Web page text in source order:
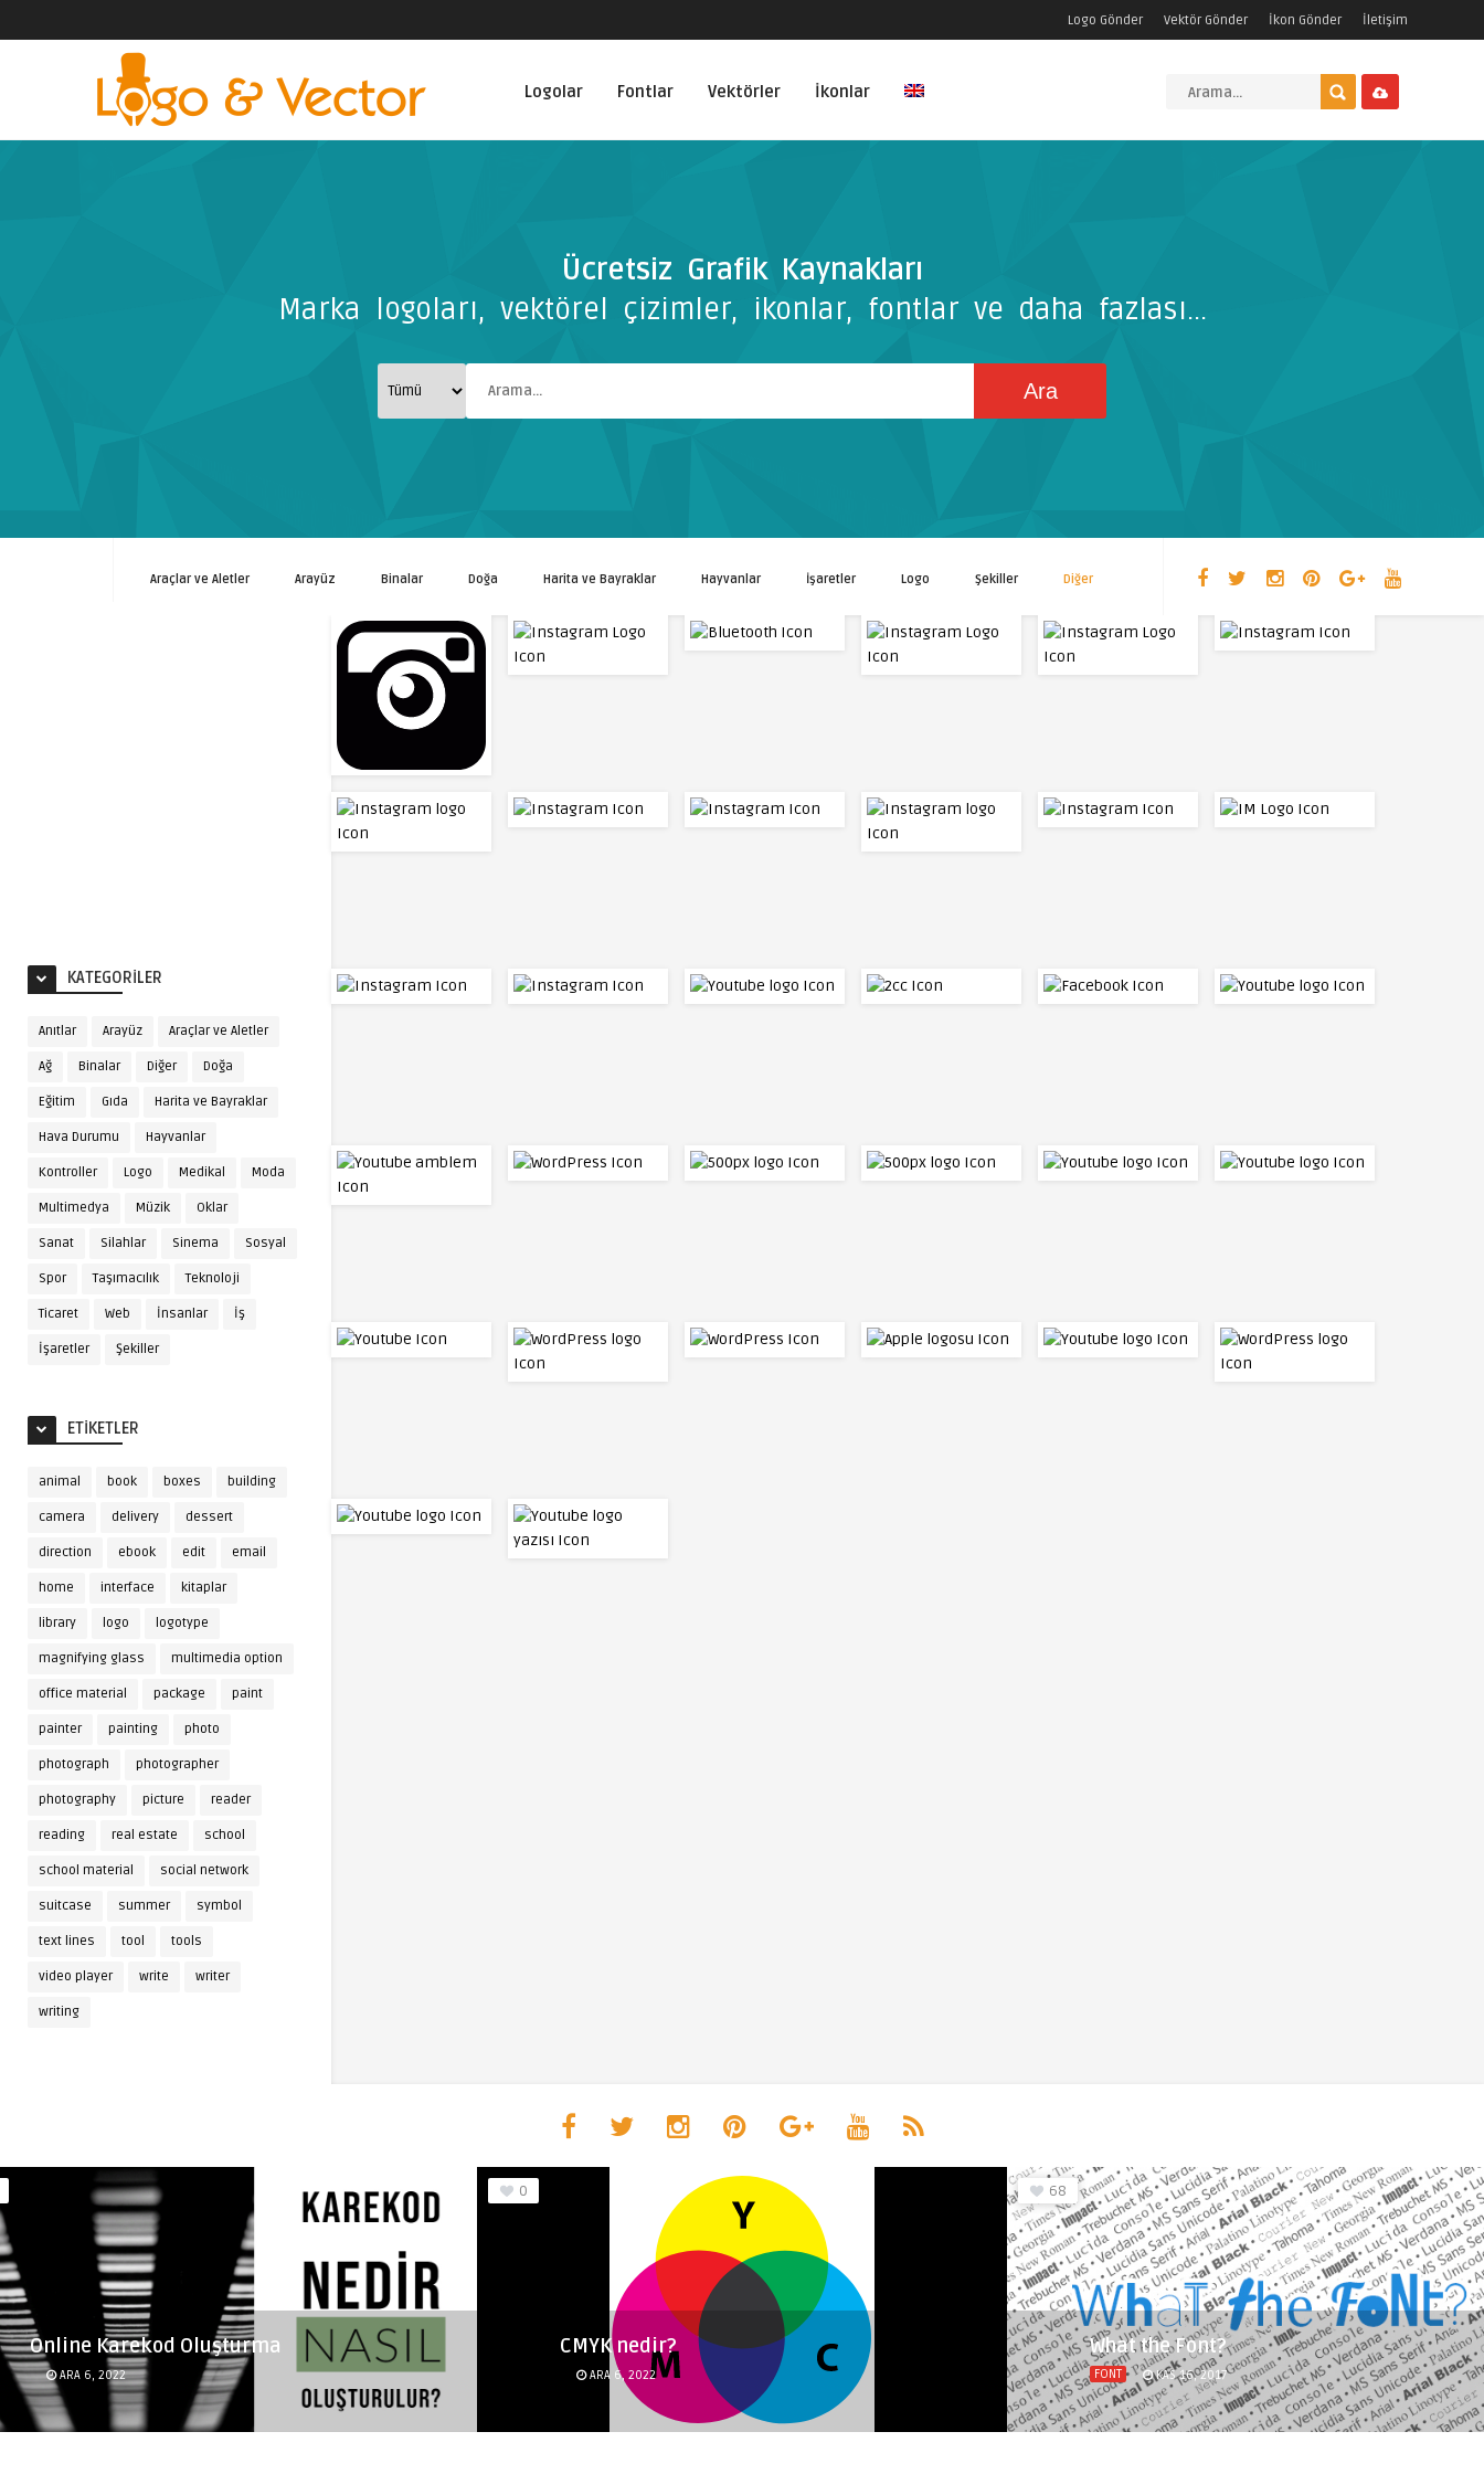
Logo Gönder Vektör Gönder İkon Gönder İletişim
Logolar Fontlar Vektörler İkonlar
Ücretsiz Grafik Kaynakları
Marka logoları, vektörel çizimler, ikonlar, fontlar ve daha fazlası...
Araçlar ve Aletler Arayüz Binalar Doğa Harita ve Bayraklar Hayvanlar İşaretler Logo Şekiller Diğer
KATEGORILER
Anıtlar Arayüz Araçlar ve Aletler
Ağ Binalar Diğer Doğa
Eğitim Gıda Harita ve Bayraklar
Hava Durumu Hayvanlar
Kontroller Logo Medikal Moda
Multimedya Müzik Oklar
Sanat Silahlar Sinema Sosyal
Spor Taşımacılık Teknoloji
Ticaret Web İnsanlar İş
İşaretler Şekiller
ETIKETLER
animal book boxes building
camera delivery dessert
direction ebook edit email
home interface kitaplar
library logo logotype
magnifying glass multimedia option
office material package paint
painter painting photo
photograph photographer
photography picture reader
reading real estate school
school material social network
suitcase summer symbol
text lines tool tools
video player write writer
writing
Online Karekod Oluşturma
ARA 6, 2022
0
CMYK nedir?
ARA 6, 2022
68
What the Font?
FONT KAS 16, 2017